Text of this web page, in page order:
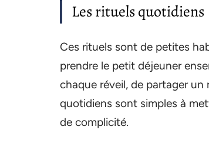
Les rituels quotidiens
Ces rituels sont de petites
prendre le petit déjeuner
chaque réveil, de partager
quotidiens sont simples à
de complicité.